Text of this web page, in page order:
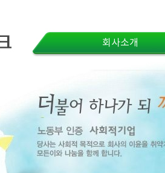
회사소개